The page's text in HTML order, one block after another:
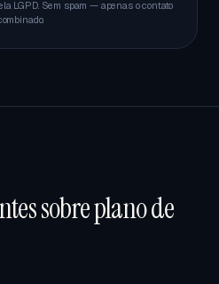
LGPD. Sem spam — apenas o contato
sobre plano de